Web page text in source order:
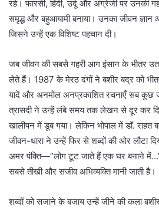
रहे। फारसी, हिंदी, उर्दू और अंग्रेजी पर उनकी
समृद्ध और बहुआयामी बनाया। उनका जीवन ज्ञान
जिसने उन्हें एक विशिष्ट पहचान दी।
जब जीवन की सबसे गहरी आग इंसान के भीतर
लेते हैं। 1987 के मेरठ दंगों ने बशीर बद्र को
यादें और अनमोल अनप्रकाशित रचनाएँ सब कुछ
त्रासदी ने उन्हें लंबे समय तक लेखन से दूर कर
खालीपन में डूब गया। लेकिन भोपाल में डॉ. राहत
जीवन-धारा ने उन्हें फिर से शब्दों की ओर लौटा
अमर पंक्ति—“लोग टूट जाते हैं एक घर बनाने
सबसे तीखी और सजीव अभिव्यक्ति मानी जाती है।
शब्दों को सजाने के बजाय उन्हें जीने की कला